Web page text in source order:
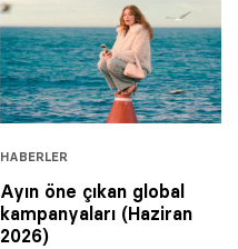
HABERLER
Ayın öne çıkan global
kampanyaları (Haziran
2026)